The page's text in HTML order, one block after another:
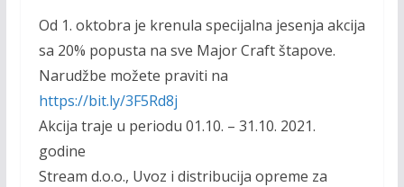
e
b
o
o
k
itt
er
ai
l
p
y
n
Od 1. oktobra je krenula specijalna jesenja akcija
sa 20% popusta na sve Major Craft štapove.
Narudžbe možete praviti na
https://bit.ly/3F5Rd8j
Akcija traje u periodu 01.10. – 31.10. 2021.
godine
Stream d.o.o., Uvoz i distribucija opreme za